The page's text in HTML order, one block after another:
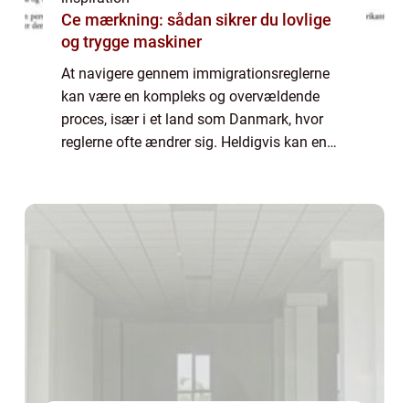
Ce mærkning: sådan sikrer du lovlige
og trygge maskiner
At navigere gennem immigrationsreglerne
kan være en kompleks og overvældende
proces, især i et land som Danmark, hvor
reglerne ofte ændrer sig. Heldigvis kan en